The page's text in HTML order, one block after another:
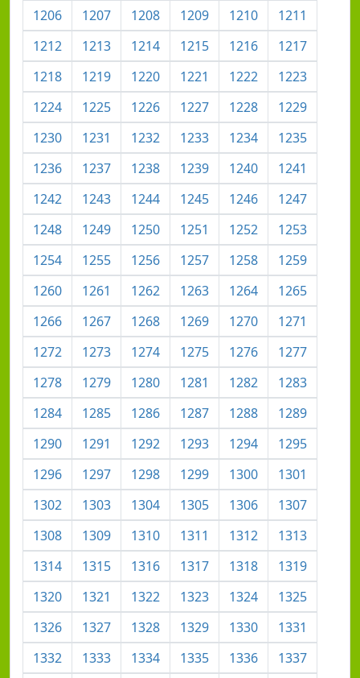
1206
1207 1208 1209 1210
1211
1212
1213 1214 1215 1216
1217
1218
1219 1220 1221 1222
1223
1224
1225 1226 1227 1228
1229
1230
1231 1232 1233 1234
1235
1236
1237 1238 1239 1240
1241
1242
1243 1244 1245 1246
1247
1248
1249 1250 1251 1252
1253
1254
1255 1256 1257 1258
1259
1260
1261 1262 1263 1264
1265
1266
1267 1268 1269 1270
1271
1272
1273 1274 1275 1276
1277
1278
1279 1280 1281 1282
1283
1284
1285 1286 1287 1288
1289
1290
1291 1292 1293 1294
1295
1296
1297 1298 1299 1300
1301
1302
1303 1304 1305 1306
1307
1308
1309 1310 1311 1312
1313
1314
1315 1316 1317 1318
1319
1320
1321 1322 1323 1324
1325
1326
1327 1328 1329 1330
1331
1332
1333 1334 1335 1336
1337